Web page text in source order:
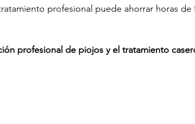
profesional puede ahorrar horas de
profesional de piojos y el tratamiento